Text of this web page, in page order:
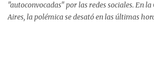
"autoconvocadas" por las redes sociales. En la
Aires, la polémica se desató en las últimas